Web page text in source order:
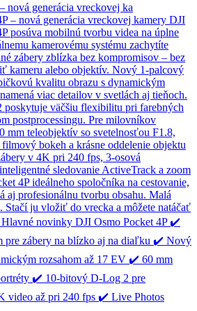
nová generácia vreckovej ka